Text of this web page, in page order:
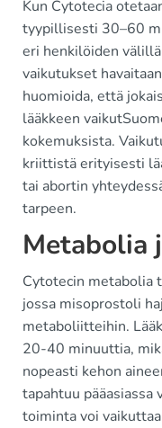
Kun Cytotecia
tyypillisesti 30–60
eri henkilöiden
vaikutukset
huomioida, että
lääkkeen
kokemuksista.
kriittistä erityisesti
tai abortin
tarpeen.
Metabolia
Cytotecin metabolia
jossa misoprostoli
metaboliitteihin.
20-40 minuuttia,
nopeasti kehon
tapahtuu pääasiassa
toiminta voi